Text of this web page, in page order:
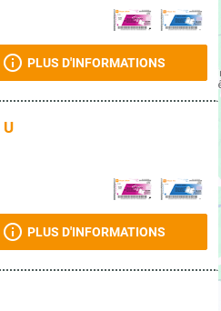
PLUS D'INFORMATIONS
U
PLUS D'INFORMATIONS